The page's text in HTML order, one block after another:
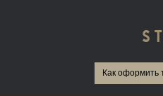
Как оформить